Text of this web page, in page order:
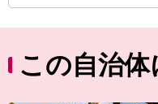
この自治